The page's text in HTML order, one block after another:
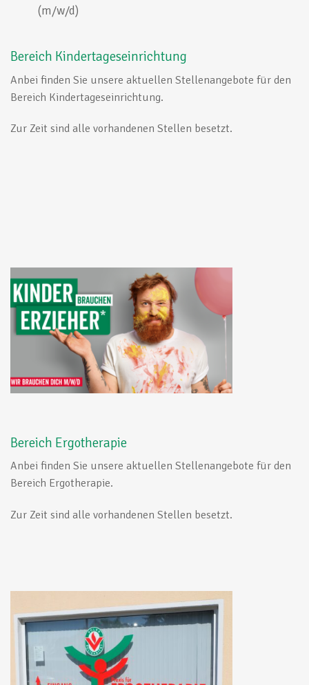
(m/w/d)
Bereich Kindertageseinrichtung
Anbei finden Sie unsere aktuellen Stellenangebote für den
Bereich Kindertageseinrichtung.
Zur Zeit sind alle vorhandenen Stellen besetzt.
Bereich Ergotherapie
Anbei finden Sie unsere aktuellen Stellenangebote für den
Bereich Ergotherapie.
Zur Zeit sind alle vorhandenen Stellen besetzt.